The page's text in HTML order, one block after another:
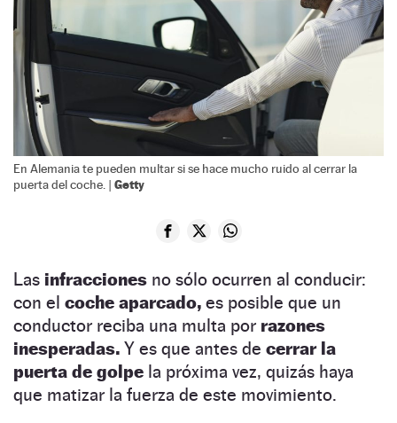
En Alemania te pueden multar si se hace mucho ruido al cerrar la
puerta del coche. | Getty
Las infracciones no sólo ocurren al conducir:
con el coche aparcado, es posible que un
conductor reciba una multa por razones
inesperadas. Y es que antes de cerrar la
puerta de golpe la próxima vez, quizás haya
que matizar la fuerza de este movimiento.